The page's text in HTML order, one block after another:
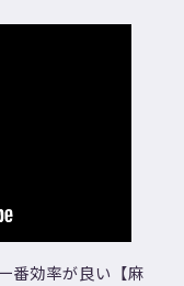
番効率が良い【麻